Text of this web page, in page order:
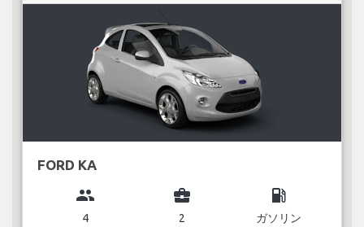
FORD KA
group
4
business_center
2
local_gas_station
ガソリン